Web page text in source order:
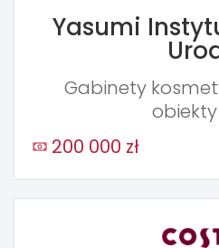
Yasumi
Gabinety
obiekty
200 000 zł